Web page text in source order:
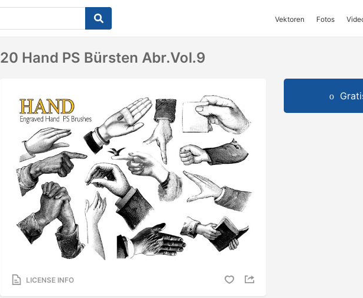
Vektoren Fotos
20 Hand PS Bürsten Abr.Vol.9
LICENSE INFO